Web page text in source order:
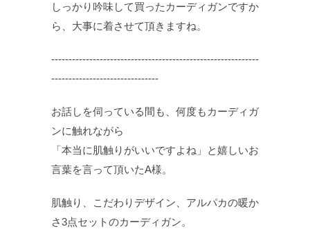
しっかり吟味して買ったカーディガンですか
ら、大事に着させて頂きますね。
‐‐‐‐‐‐‐‐‐‐‐‐‐‐‐‐‐‐‐‐‐‐‐‐‐‐‐‐‐‐‐‐‐‐‐‐‐‐‐‐‐‐‐‐‐‐‐‐‐‐‐‐‐‐‐‐‐‐‐‐
‐‐‐‐‐‐‐‐‐‐‐‐‐‐‐‐‐‐‐‐‐‐‐‐‐‐‐‐‐‐‐
お話しを伺っている間も、何度もカーディガ
ンに触れながら
「本当に肌触りがいいですよね」と嬉しいお
言葉を言って頂いたA様。
肌触り、こだわりデザイン、アルパカの暖か
さ3点セットのカーディガン。